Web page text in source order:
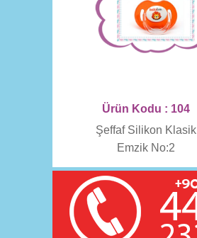
Ürün Kodu : 104
Şeffaf Silikon Klasik
Emzik No:2